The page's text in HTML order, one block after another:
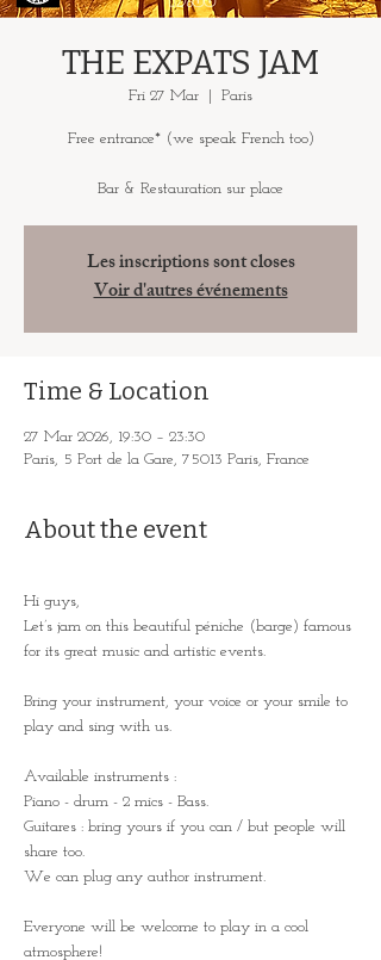
THE EXPATS JAM
Fri 27 Mar Paris
Free entrance* (we speak French too)
Bar & Restauration sur place
Les inscriptions sont closes
Voir d'autres événements
Time & Location
27 Mar 2026, 19:30 – 23:30
Paris, 5 Port de la Gare, 75013 Paris, France
About the event
Hi guys,
Let’s jam on this beautiful péniche (barge) famous
for its great music and artistic events.
Bring your instrument, your voice or your smile to
play and sing with us.
Available instruments :
Piano - drum - 2 mics - Bass.
Guitares : bring yours if you can / but people will
share too.
We can plug any author instrument.
Everyone will be welcome to play in a cool
atmosphere!